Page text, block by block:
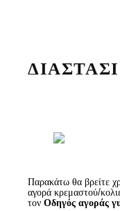
Παρακάτω θα βρείτε
αγορά κρεμαστού/
τον Οδηγός αγοράς